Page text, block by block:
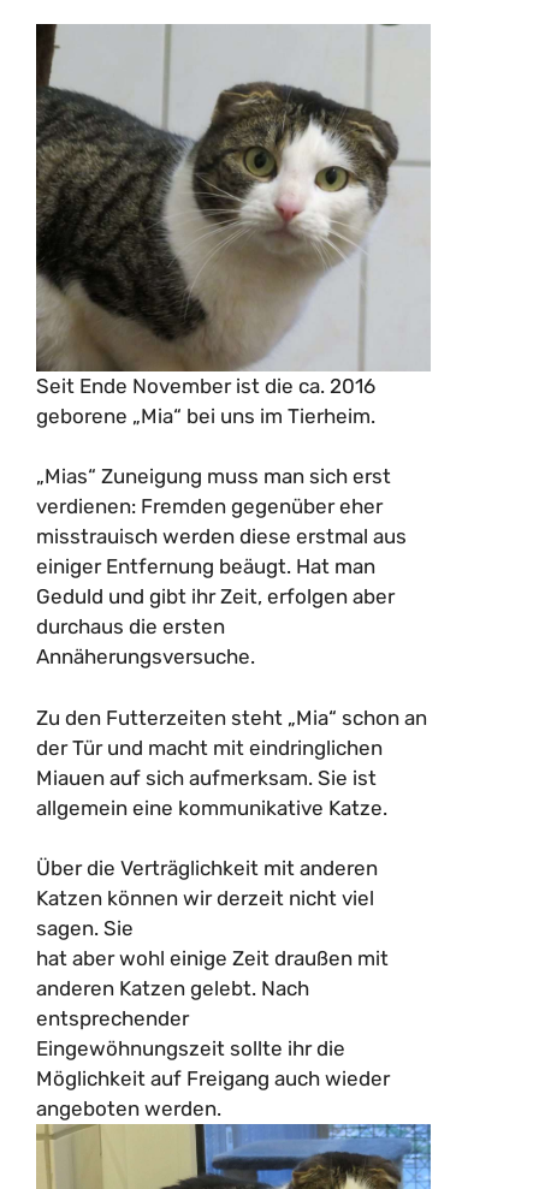
Seit Ende November ist die ca. 2016
geborene „Mia“ bei uns im Tierheim.
„Mias“ Zuneigung muss man sich erst
verdienen: Fremden gegenüber eher
misstrauisch werden diese erstmal aus
einiger Entfernung beäugt. Hat man
Geduld und gibt ihr Zeit, erfolgen aber
durchaus die ersten
Annäherungsversuche.
Zu den Futterzeiten steht „Mia“ schon an
der Tür und macht mit eindringlichen
Miauen auf sich aufmerksam. Sie ist
allgemein eine kommunikative Katze.
Über die Verträglichkeit mit anderen
Katzen können wir derzeit nicht viel
sagen. Sie
hat aber wohl einige Zeit draußen mit
anderen Katzen gelebt. Nach
entsprechender
Eingewöhnungszeit sollte ihr die
Möglichkeit auf Freigang auch wieder
angeboten werden.